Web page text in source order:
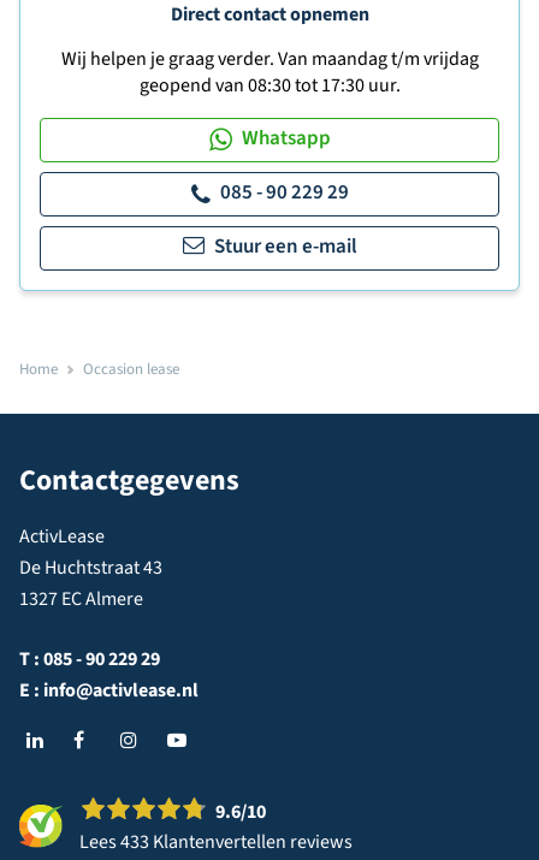
Direct contact opnemen
Wij helpen je graag verder. Van maandag t/m vrijdag
geopend van 08:30 tot 17:30 uur.
Whatsapp
085 - 90 229 29
Stuur een e-mail
Home Occasion lease
Contactgegevens
ActivLease
De Huchtstraat 43
1327 EC Almere
T :085 - 90 229 29
E : info@activlease.nl
9.6/10
Lees 433 Klantenvertellen reviews